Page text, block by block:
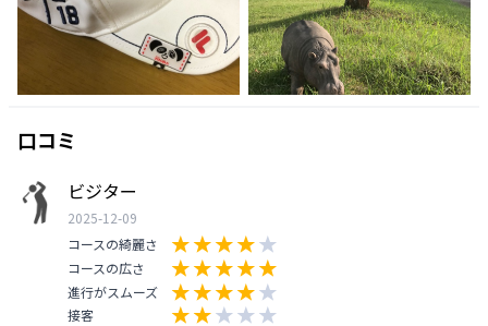
口コミ
ビジター
2025-12-09
コースの綺麗さ
コースの広さ
進行がスムーズ
接客